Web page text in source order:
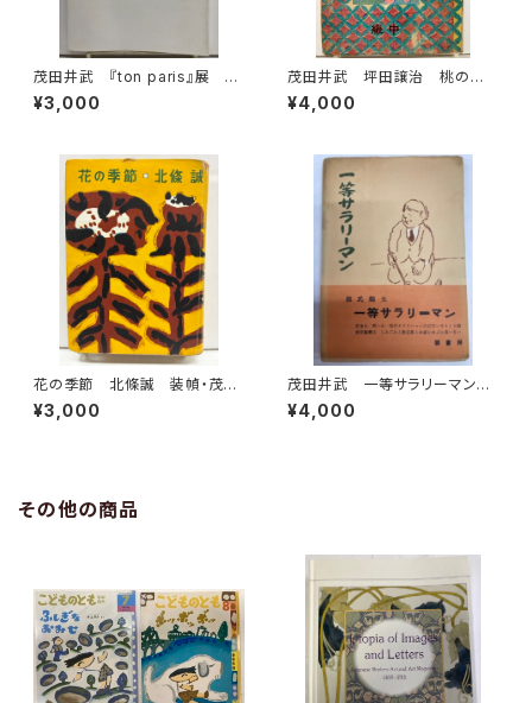
茂田井武 『ton paris』展 図
録 2010年 大川美術館
¥3,000
茂田井武 坪田譲治 桃の
實 昭和22年（1947） 東西社
¥4,000
花の季節 北條誠 装幀・茂田
井武 1954年 初版 東京文
藝社
¥3,000
茂田井武 一等サラリーマン
源氏鶏太 昭和27年 初版
帯 要書房
¥4,000
その他の商品